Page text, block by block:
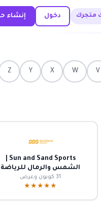
متجرك دخول إنشاء
V
W
X
Y
Z
الشمس والرمال للرياضة
31 كوبون وعرض
★★★★★